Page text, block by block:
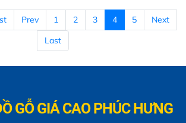
Prev 1 2 3 4 5
Next
Last
GỖ GIÁ CAO PHÚC HƯNG